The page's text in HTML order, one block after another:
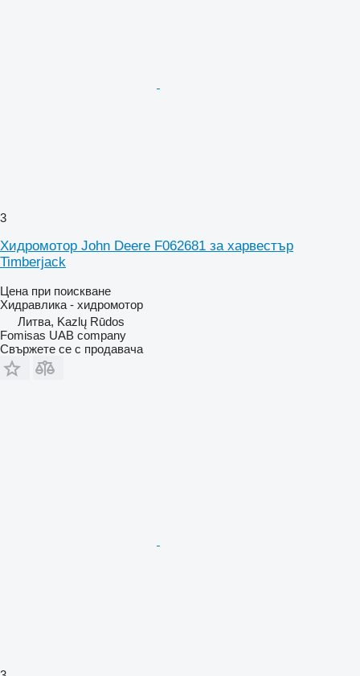
3
Хидромотор John Deere F062681 за харвестър
Timberjack
Цена при поискване
Хидравлика - хидромотор
Литва, Kazlų Rūdos
Fomisas UAB company
Свържете се с продавача